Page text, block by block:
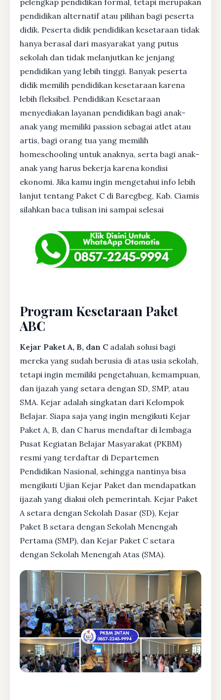
pelengkap pendidikan formal, tetapi merupakan
pendidikan alternatif atau pilihan bagi peserta
didik. Peserta didik pendidikan kesetaraan tidak
hanya berasal dari masyarakat yang putus
sekolah dan tidak melanjutkan ke jenjang
pendidikan yang lebih tinggi. Banyak peserta
didik memilih pendidikan kesetaraan karena
lebih fleksibel. Pendidikan Kesetaraan
menyediakan layanan pendidikan bagi anak-
anak yang memiliki passion sebagai atlet atau
artis, bagi orang tua yang memilih
homeschooling untuk anaknya, serta bagi anak-
anak yang harus bekerja karena kondisi
ekonomi. Jika kamu ingin mengetahui info lebih
lanjut tentang Paket C di Baregbeg, Kab. Ciamis
silahkan baca tulisan ini sampai selesai
Program Kesetaraan Paket
ABC
Kejar Paket A, B, dan C adalah solusi bagi
mereka yang sudah berusia di atas usia sekolah,
tetapi ingin memiliki pengetahuan, kemampuan,
dan ijazah yang setara dengan SD, SMP, atau
SMA. Kejar adalah singkatan dari Kelompok
Belajar. Siapa saja yang ingin mengikuti Kejar
Paket A, B, dan C harus mendaftar di lembaga
Pusat Kegiatan Belajar Masyarakat (PKBM)
resmi yang terdaftar di Departemen
Pendidikan Nasional, sehingga nantinya bisa
mengikuti Ujian Kejar Paket dan mendapatkan
ijazah yang diakui oleh pemerintah. Kejar Paket
A setara dengan Sekolah Dasar (SD), Kejar
Paket B setara dengan Sekolah Menengah
Pertama (SMP), dan Kejar Paket C setara
dengan Sekolah Menengah Atas (SMA).